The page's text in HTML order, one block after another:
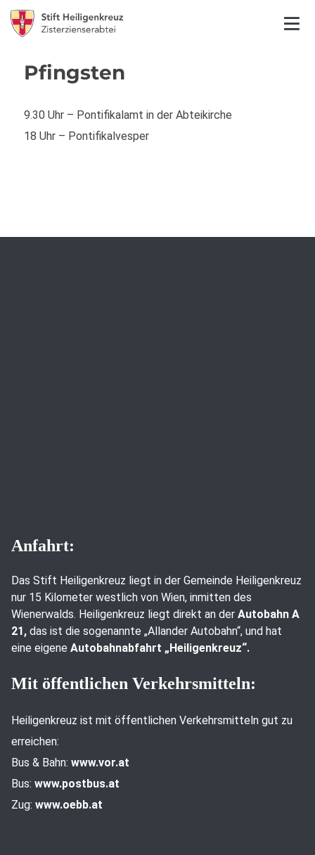
Pfingsten
9.30 Uhr – Pontifikalamt in der Abteikirche
18 Uhr – Pontifikalvesper
Anfahrt:
Das Stift Heiligenkreuz liegt in der Gemeinde Heiligenkreuz
nur 15 Kilometer westlich von Wien, inmitten des
Wienerwalds. Heiligenkreuz liegt direkt an der Autobahn A
21, das ist die sogenannte „Allander Autobahn“, und hat
eine eigene Autobahnabfahrt „Heiligenkreuz“.
Mit öffentlichen Verkehrsmitteln:
Heiligenkreuz ist mit öffentlichen Verkehrsmitteln gut zu
erreichen:
Bus & Bahn: www.vor.at
Bus: www.postbus.at
Zug: www.oebb.at